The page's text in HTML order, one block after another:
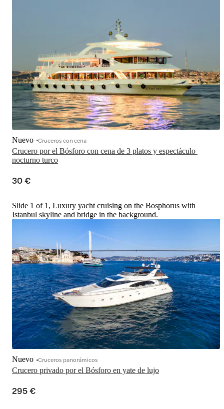
Crucero por el Bósforo con cena de 3 platos y espectáculo
nocturno turco
Nuevo Cruceros con cena
30 €
Slide 1 of 1, Luxury yacht cruising on the Bosphorus with
Istanbul skyline and bridge in the background.
Crucero privado por el Bósforo en yate de lujo
Nuevo Cruceros panorámicos
295 €